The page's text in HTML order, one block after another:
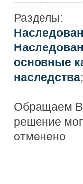
Разделы:
основные
наследства;
Обращаем
решение
отменено